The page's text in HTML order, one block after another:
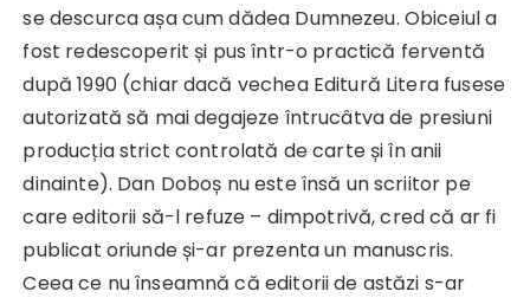
se descurca așa cum dădea Dumnezeu. Obiceiul a
fost redescoperit și pus într-o practică ferventă
după 1990 (chiar dacă vechea Editură Litera fusese
autorizată să mai degajeze întrucâtva de presiuni
producția strict controlată de carte și în anii
dinainte). Dan Doboș nu este însă un scriitor pe
care editorii să-l refuze – dimpotrivă, cred că ar fi
publicat oriunde și-ar prezenta un manuscris.
Ceea ce nu înseamnă că editorii de astăzi s-ar